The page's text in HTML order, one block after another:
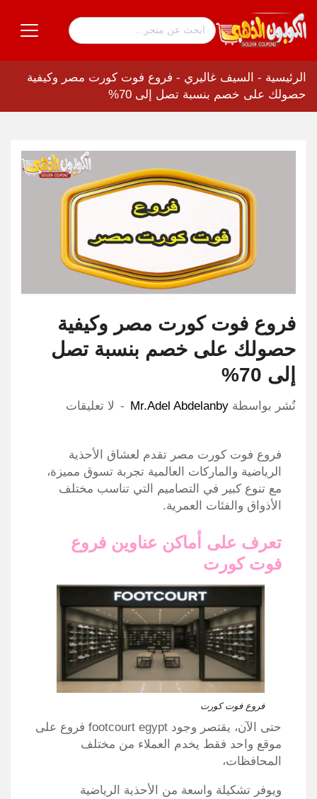
الرئيسية - السيف غاليري - فروع فوت كورت مصر وكيفية
حصولك على خصم بنسبة تصل إلى 70%
فروع فوت كورت مصر وكيفية
حصولك على خصم بنسبة تصل
إلى 70%
نٌشر بواسطة Mr.Adel Abdelanby لا تعليقات
فروع فوت كورت مصر تقدم لعشاق الأحذية
الرياضية والماركات العالمية تجربة تسوق مميزة،
مع تنوع كبير في التصاميم التي تناسب مختلف
الأذواق والفئات العمرية.
تعرف على أماكن عناوين فروع
فوت كورت
فروع فوت كورت
حتى الآن، يقتصر وجود footcourt egypt فروع على
موقع واحد فقط يخدم العملاء من مختلف
المحافظات،
ويوفر تشكيلة واسعة من الأحذية الرياضية